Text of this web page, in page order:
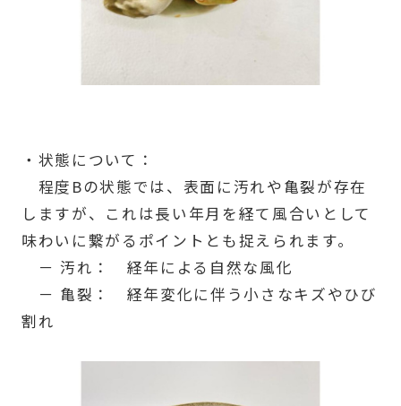
・状態について：
程度Bの状態では、表面に汚れや亀裂が存在
しますが、これは長い年月を経て風合いとして
味わいに繋がるポイントとも捉えられます。
－ 汚れ： 経年による自然な風化
－ 亀裂： 経年変化に伴う小さなキズやひび
割れ